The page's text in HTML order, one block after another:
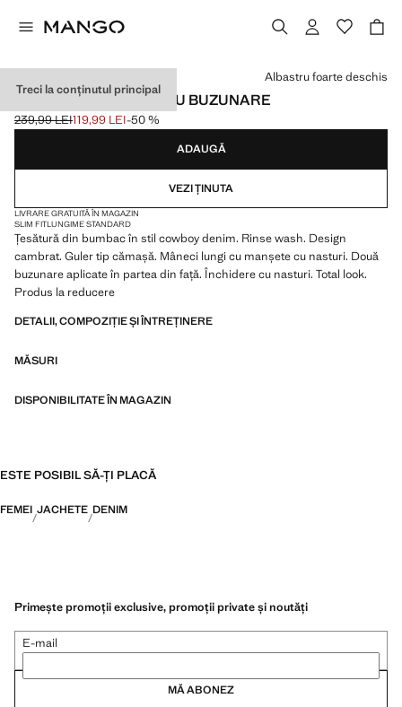
Treci la conținutul principal
JACHETĂ DIN DENIM CU BUZUNARE
Preț inițial tăiat [239,99 LEI ]
239,99 LEI
Preț actual [119,99 LEI ]
119,99 LEI-50 %
Selectează o culoare
Albastru foarte deschis
ADAUGĂ
VEZI ȚINUTA
LIVRARE GRATUITĂ ÎN MAGAZIN
SLIM FITLUNGIME STANDARD
Țesătură din bumbac în stil cowboy denim. Rinse wash. Design
cambrat. Guler tip cămașă. Mâneci lungi cu manșete cu nasturi. Două
buzunare aplicate în partea din față. Închidere cu nasturi. Total look.
Produs la reducere
DETALII, COMPOZIȚIE ȘI ÎNTREȚINERE
MĂSURI
DISPONIBILITATE ÎN MAGAZIN
ESTE POSIBIL SĂ-ȚI PLACĂ
FEMEI JACHETE DENIM
Primește promoții exclusive, promoții private și noutăți
E-mail
MĂ ABONEZ